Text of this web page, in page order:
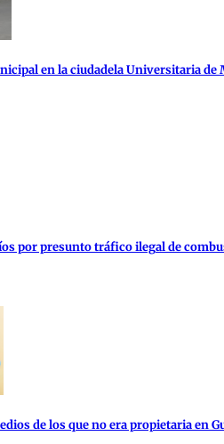
en la ciudadela Universitaria de
por presunto tráfico ilegal de
de los que no era propietaria en